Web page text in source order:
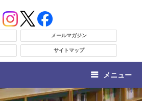
メールマガジン
サイトマップ
メニュー